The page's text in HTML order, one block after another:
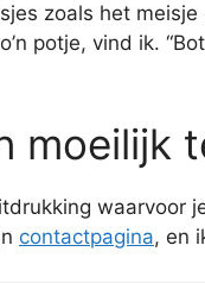
zoals het
potje, vind ik.
moeilijk
waarvoor
contactpagina, en